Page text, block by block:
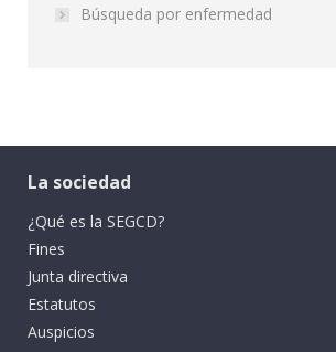
Búsqueda por enfermedad
La sociedad
¿Qué es la SEGCD?
Fines
Junta directiva
Estatutos
Auspicios